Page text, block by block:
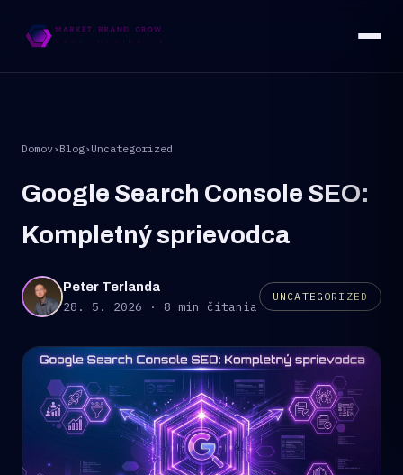
Domov› Blog› Uncategorized
Google Search Console SEO:
Kompletný sprievodca
Peter Terlanda
28. 5. 2026 · 8 min čítania
UNCATEGORIZED